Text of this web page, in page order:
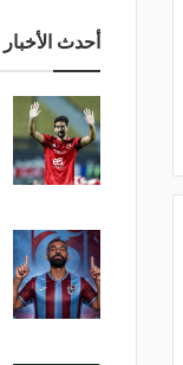
أحدث الأخبار